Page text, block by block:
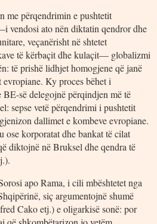
me përqendrimin e pushtetit
vendosi ato nën diktatin qendror dhe
veçanërisht në shtetet
të kërbaçit dhe kulaçit— globalizmi
të prishë lidhjet homogjene që janë
evropiane. Ky proces bëhet i
BE-së delegojnë përqindjen më të
sepse vetë përqendrimi i pushtetit
dallimet e kombeve evropiane.
ose korporatat dhe bankat të cilat
diktojnë në Bruksel dhe qendra të
apo Rama, i cili mbështetet nga
siç argumentojnë shumë
Cako etj.) e oligarkisë sonë: por